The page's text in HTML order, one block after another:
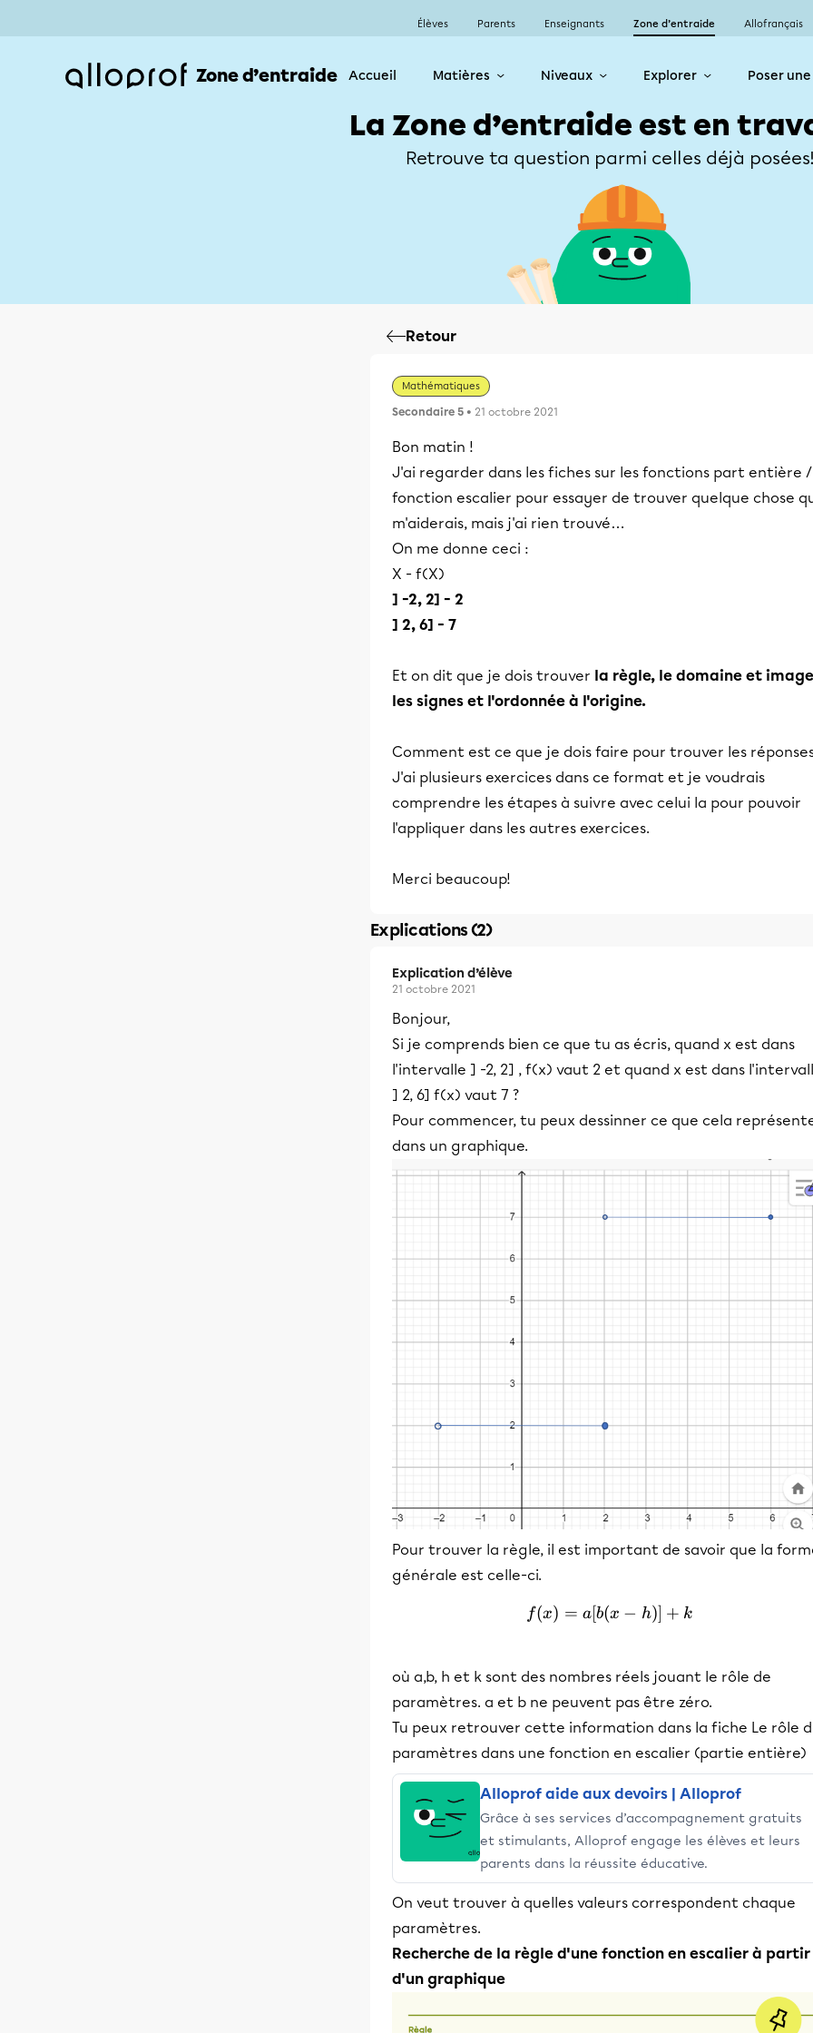
Élèves Parents Enseignants Zone d’entraide Allofrançais
Zone d’entraide Accueil Matières Niveaux Explorer Poser
La Zone d’entraide est en
Retrouve ta question parmi celles déjà
Retour
Mathématiques
Secondaire 5 • 21 octobre 2021
Bon matin !
J'ai regarder dans les fiches sur les fonctions part entière /
fonction escalier pour essayer de trouver quelque chose
m'aiderais, mais j'ai rien trouvé…
On me donne ceci :
X - f(X)
] -2, 2] - 2
] 2, 6] - 7
Et on dit que je dois trouver la règle, le domaine et
les signes et l'ordonnée à l'origine.
Comment est ce que je dois faire pour trouver les
J'ai plusieurs exercices dans ce format et je voudrais
comprendre les étapes à suivre avec celui la pour pouvoir
l'appliquer dans les autres exercices.
Merci beaucoup!
Explications (2)
Explication d’élève
21 octobre 2021
Bonjour,
Si je comprends bien ce que tu as écris, quand x est dans
l'intervalle ] -2, 2] , f(x) vaut 2 et quand x est dans
] 2, 6] f(x) vaut 7 ?
Pour commencer, tu peux dessinner ce que cela
dans un graphique.
Pour trouver la règle, il est important de savoir que la
générale est celle-ci.
f(x)=a[b(x-h)]+k
f(x) = a[b(x − h)] + k
où a,b, h et k sont des nombres réels jouant le rôle de
paramètres. a et b ne peuvent pas être zéro.
Tu peux retrouver cette information dans la fiche Le rôle
paramètres dans une fonction en escalier (partie entière)
Alloprof aide aux devoirs | Alloprof
Grâce à ses services d’accompagnement gratuits
et stimulants, Alloprof engage les élèves et leurs
parents dans la réussite éducative.
On veut trouver à quelles valeurs correspondent chaque
paramètres.
Recherche de la règle d'une fonction en escalier à partir
d'un graphique